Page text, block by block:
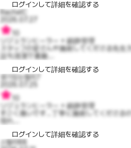
ログインして詳細を確認する
RachelC
2026.07.27
リジュランヒーラー + 鎮静管理
スタッフの皆さんや施術してくださる先
設も清潔で素敵...
ログインして詳細を確認する
생기있는켈리7
2026.07.25
リジュランヒーラー + 鎮静管理
すごく痛いです…丁寧に施術してくださる
現れ...
ログインして詳細を確認する
스텔라88